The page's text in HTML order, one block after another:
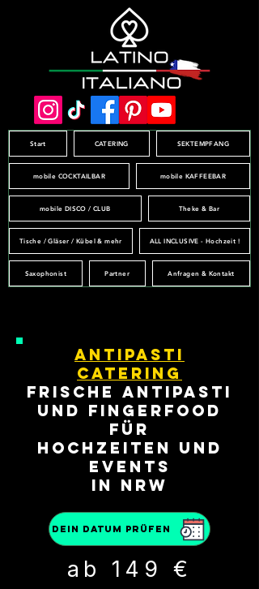
Start CATERING SEKTEMPFANG
mobile COCKTAILBAR mobile KAFFEEBAR
mobile DISCO / CLUB Theke & Bar
Tische / Gläser / Kübel & mehr ALL INCLUSIVE - Hochzeit !
Saxophonist Partner Anfragen & Kontakt
Antipasti
Catering
frische Antipasti
und Fingerfood
für
Hochzeiten und
Events
in NRW
dein Datum prüfen
ab 149 €